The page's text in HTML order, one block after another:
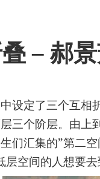
– 郝
中设定了三个互
三个阶层。由上
们汇集的”第二
层空间的人想要